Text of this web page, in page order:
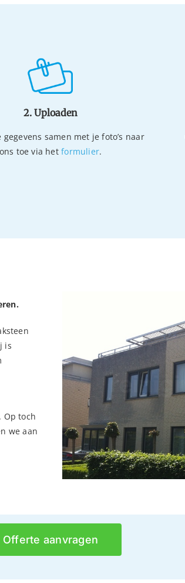
2. Uploaden
samen met je foto’s naar
ons toe via hetformulier.
is
Op toch
we aan
Offerte aanvragen